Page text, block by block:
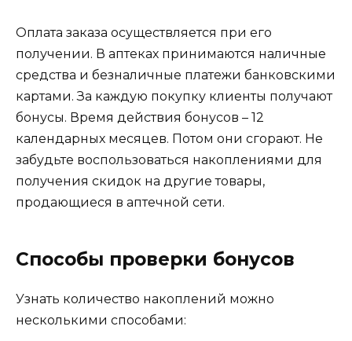
Оплата заказа осуществляется при его
получении. В аптеках принимаются наличные
средства и безналичные платежи банковскими
картами. За каждую покупку клиенты получают
бонусы. Время действия бонусов – 12
календарных месяцев. Потом они сгорают. Не
забудьте воспользоваться накоплениями для
получения скидок на другие товары,
продающиеся в аптечной сети.
Способы проверки бонусов
Узнать количество накоплений можно
несколькими способами: